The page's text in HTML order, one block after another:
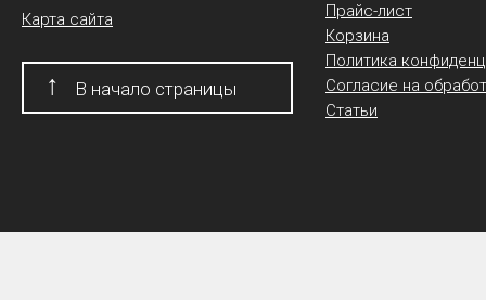
Карта сайта
↑ В начало страницы
Прайс-лист
Корзина
Политика
Согласие на
Статьи